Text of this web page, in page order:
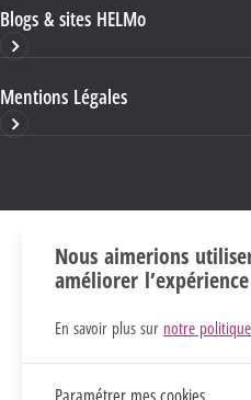
Blogs & sites HELMo
Mentions Légales
Nous aimerions
améliorer
En savoir plus sur notre